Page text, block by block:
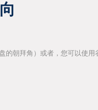
朝拜角）或者，您可以使